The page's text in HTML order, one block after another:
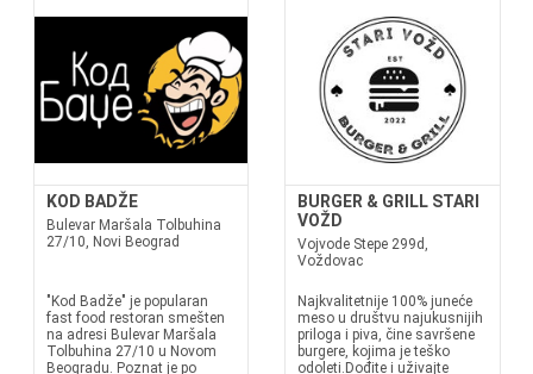
KOD BADŽE
Bulevar Maršala Tolbuhina
27/10, Novi Beograd
"Kod Badže" je popularan
fast food restoran smešten
na adresi Bulevar Maršala
Tolbuhina 27/10 u Novom
Beogradu. Poznat je po
BURGER & GRILL STARI
VOŽD
Vojvode Stepe 299d,
Voždovac
Najkvalitetnije 100% juneće
meso u društvu najukusnijih
priloga i piva, čine savršene
burgere, kojima je teško
odoleti.Dođite i uživajte